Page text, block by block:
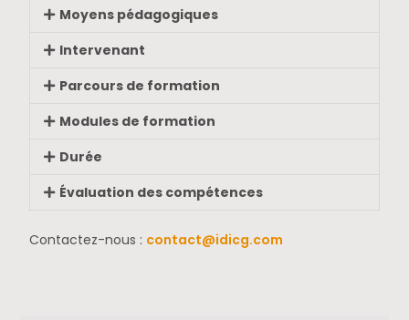
Moyens pédagogiques
Intervenant
Parcours de formation
Modules de formation
Durée
Évaluation des compétences
Contactez-nous : contact@idicg.com